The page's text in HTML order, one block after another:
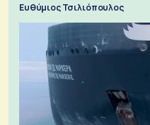
Ευθύμιος Τσιλιόπουλος